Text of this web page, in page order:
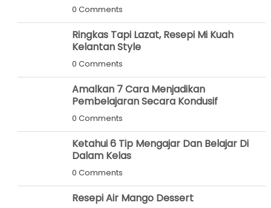
0 Comments
Ringkas Tapi Lazat, Resepi Mi Kuah
Kelantan Style
0 Comments
Amalkan 7 Cara Menjadikan
Pembelajaran Secara Kondusif
0 Comments
Ketahui 6 Tip Mengajar Dan Belajar Di
Dalam Kelas
0 Comments
Resepi Air Mango Dessert